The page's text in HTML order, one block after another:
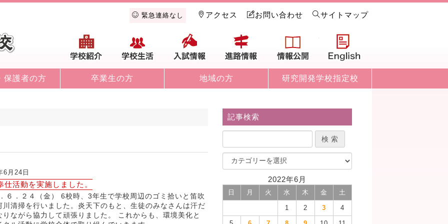
緊急連絡なし アクセス お問い合わせ サイトマップ
学校紹介 学校生活 入試情報 進路情報 情報公開
保護者の方 卒業生の方 地域の方 研究開発学校指定校
6月24日
仕活動を実施しました。
６．２４（金） 6校時、3年生で学校周辺のゴミ拾いと笛吹
川清掃を行いました。炎天下のもと、生徒のみなさんは汗だ
りながら協力して頑張りました。 これからも、環境美化と
記事検索
2022年6月
日 月 火 水 木 金 土
1 2 3 4